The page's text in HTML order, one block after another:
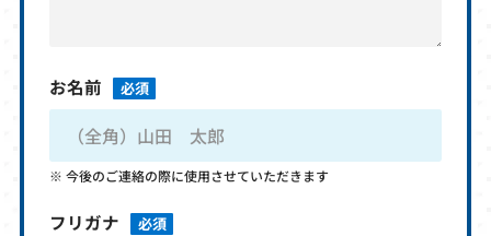
お名前 必須
今後のご連絡の際に使用させていただきます
フリガナ 必須